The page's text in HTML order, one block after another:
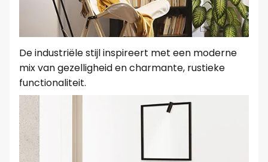
De industriële stijl inspireert met een moderne
mix van gezelligheid en charmante, rustieke
functionaliteit.